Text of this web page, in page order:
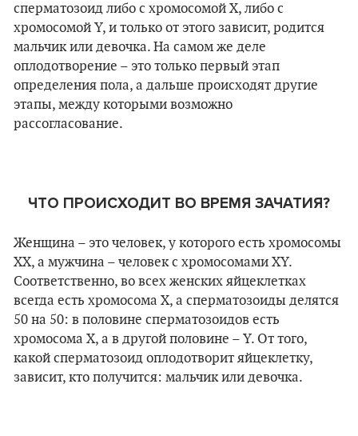
сперматозоид либо с хромосомой X, либо с
хромосомой Y, и только от этого зависит, родится
мальчик или девочка. На самом же деле
оплодотворение – это только первый этап
определения пола, а дальше происходят другие
этапы, между которыми возможно
рассогласование.
ЧТО ПРОИСХОДИТ ВО ВРЕМЯ ЗАЧАТИЯ?
Женщина – это человек, у которого есть хромосомы
XX, а мужчина – человек с хромосомами XY.
Соответственно, во всех женских яйцеклетках
всегда есть хромосома Х, а сперматозоиды делятся
50 на 50: в половине сперматозоидов есть
хромосома Х, а в другой половине – Y. От того,
какой сперматозоид оплодотворит яйцеклетку,
зависит, кто получится: мальчик или девочка.